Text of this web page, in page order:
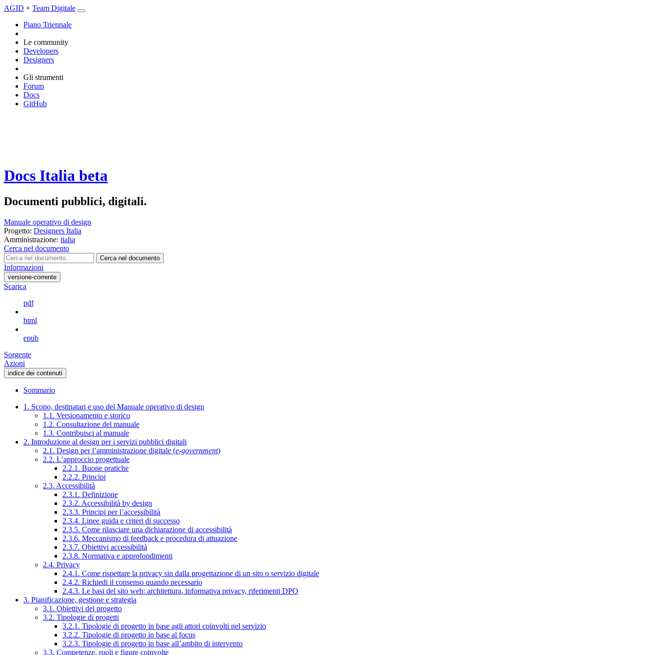
AGID + Team Digitale
Piano Triennale
Le community
Developers
Designers
Gli strumenti
Forum
Docs
GitHub
Docs Italia beta
Documenti pubblici, digitali.
Manuale operativo di design
Progetto: Designers Italia
Amministrazione: italia
Cerca nel documento
Cerca nel documento
Informazioni
versione-corrente
Scarica
pdf
html
epub
Sorgente
Azioni
indice dei contenuti
Sommario
1. Scopo, destinatari e uso del Manuale operativo di design
1.1. Versionamento e storico
1.2. Consultazione del manuale
1.3. Contribuisci al manuale
2. Introduzione al design per i servizi pubblici digitali
2.1. Design per l’amministrazione digitale (e-government)
2.2. L’approccio progettuale
2.2.1. Buone pratiche
2.2.2. Principi
2.3. Accessibilità
2.3.1. Definizione
2.3.2. Accessibilità by design
2.3.3. Principi per l’accessibilità
2.3.4. Linee guida e criteri di successo
2.3.5. Come rilasciare una dichiarazione di accessibilità
2.3.6. Meccanismo di feedback e procedura di attuazione
2.3.7. Obiettivi accessibilità
2.3.8. Normativa e approfondimenti
2.4. Privacy
2.4.1. Come rispettare la privacy sin dalla progettazione di un sito o servizio digitale
2.4.2. Richiedi il consenso quando necessario
2.4.3. Le basi del sito web: architettura, informativa privacy, riferimenti DPO
3. Pianificazione, gestione e strategia
3.1. Obiettivi del progetto
3.2. Tipologie di progetti
3.2.1. Tipologie di progetto in base agli attori coinvolti nel servizio
3.2.2. Tipologie di progetto in base al focus
3.2.3. Tipologie di progetto in base all’ambito di intervento
3.3. Competenze, ruoli e figure coinvolte